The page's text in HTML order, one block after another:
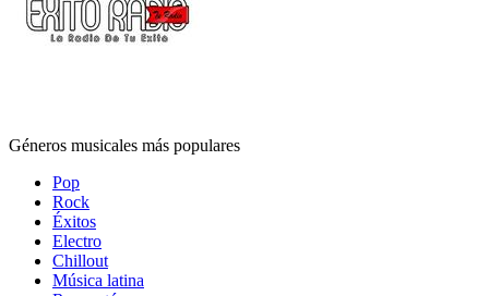
Géneros musicales más populares
Pop
Rock
Éxitos
Electro
Chillout
Música latina